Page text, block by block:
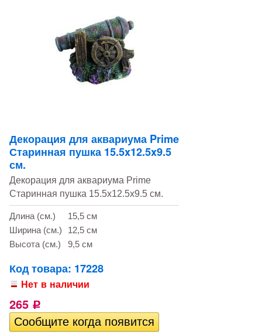
Декорация для аквариума Prime
Старинная пушка 15.5x12.5x9.5
см.
Декорация для аквариума Prime
Старинная пушка 15.5x12.5x9.5 см.
Длина (см.)
15,5 см
Ширина (см.)
12,5 см
Высота (см.)
9,5 см
Код товара: 17228
Нет в наличии
265 Р